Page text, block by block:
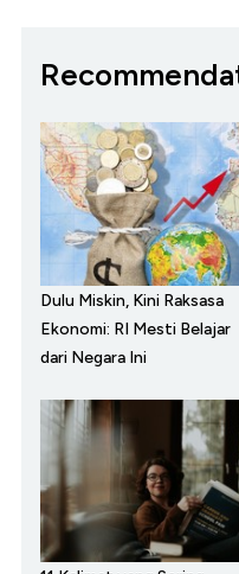
Dulu Miskin, Kini Raksasa
Ekonomi: RI Mesti Belajar
dari Negara Ini